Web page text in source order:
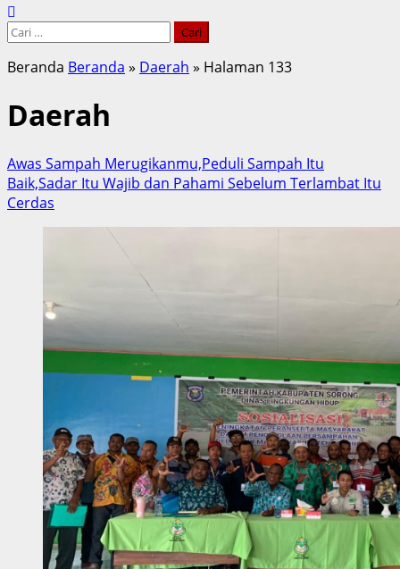
Cari
Beranda Beranda » Daerah » Halaman 133
Daerah
Awas Sampah Merugikanmu,Peduli Sampah Itu
Baik,Sadar Itu Wajib dan Pahami Sebelum Terlambat Itu
Cerdas